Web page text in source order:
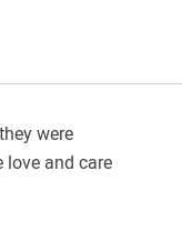
were
love and care